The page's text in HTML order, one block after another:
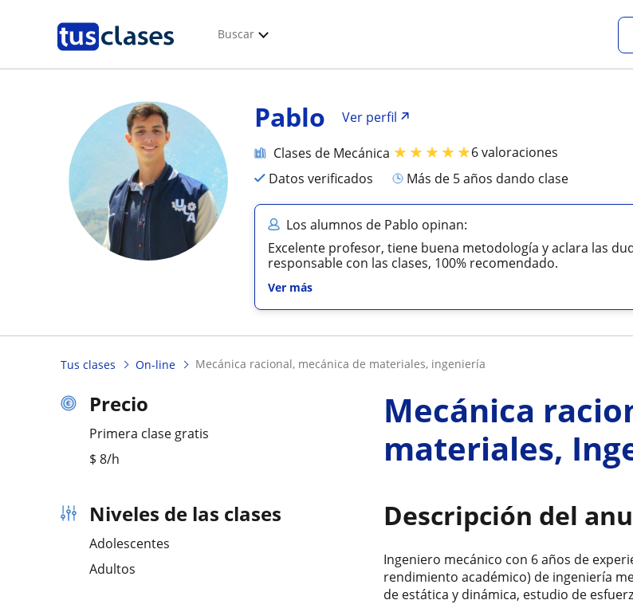
Buscar
Pablo Ver perfil
Clases de Mecánica ★★★★★6 valoraciones
Datos verificados
más de 5 años dando clase
Los alumnos de Pablo opinan:
Excelente profesor, tiene buena metodología y aclara las
responsable con las clases, 100% recomendado.
Ver más
Tus clases On-line mecánica racional, mecánica de materiales, ingeniería
Precio
Primera clase gratis
$ 8/h
Niveles de las clases
Adolescentes
Adultos
Mecánica
materiales,
Descripción del
Ingeniero mecánico con 6 años de
rendimiento académico) de ingeniería
de estática y dinámica, estudio de